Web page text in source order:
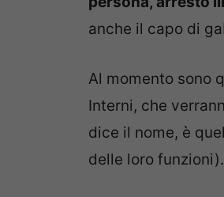
anche il capo di
Al momento sono
Interni, che
dice il nome, è
delle loro funzioni).